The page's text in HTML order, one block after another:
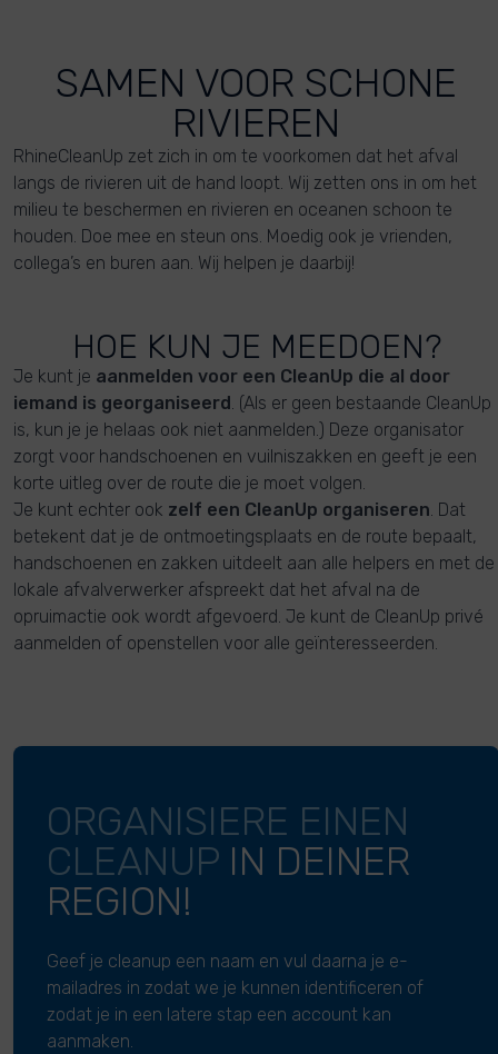
SAMEN VOOR SCHONE
RIVIEREN
RhineCleanUp zet zich in om te voorkomen dat het afval
langs de rivieren uit de hand loopt. Wij zetten ons in om het
milieu te beschermen en rivieren en oceanen schoon te
houden. Doe mee en steun ons. Moedig ook je vrienden,
collega’s en buren aan. Wij helpen je daarbij!
HOE KUN JE MEEDOEN?
Je kunt je aanmelden voor een CleanUp die al door
iemand is georganiseerd. (Als er geen bestaande CleanUp
is, kun je je helaas ook niet aanmelden.) Deze organisator
zorgt voor handschoenen en vuilniszakken en geeft je een
korte uitleg over de route die je moet volgen.
Je kunt echter ook zelf een CleanUp organiseren. Dat
betekent dat je de ontmoetingsplaats en de route bepaalt,
handschoenen en zakken uitdeelt aan alle helpers en met de
lokale afvalverwerker afspreekt dat het afval na de
opruimactie ook wordt afgevoerd. Je kunt de CleanUp privé
aanmelden of openstellen voor alle geïnteresseerden.
ORGANISIERE EINEN
CLEANUP IN DEINER
REGION!
Geef je cleanup een naam en vul daarna je e-
mailadres in zodat we je kunnen identificeren of
zodat je in een latere stap een account kan
aanmaken.